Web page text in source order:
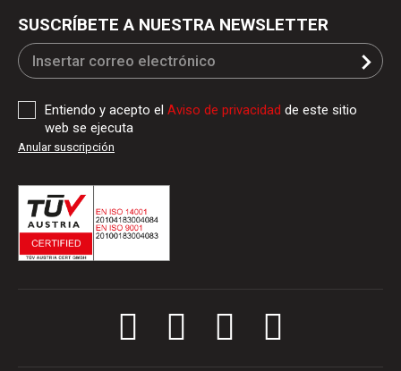
SUSCRÍBETE A NUESTRA NEWSLETTER
Entiendo y acepto el Aviso de privacidad de este sitio
web se ejecuta
Anular suscripción